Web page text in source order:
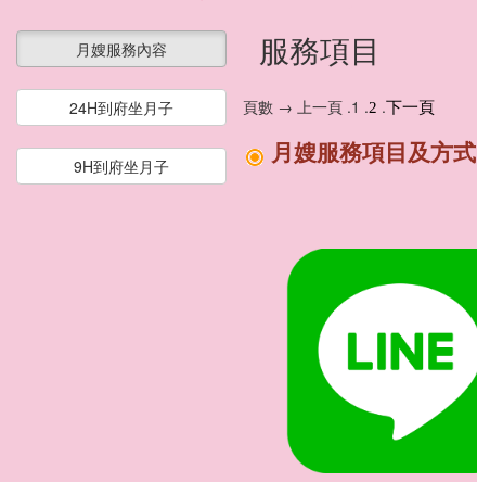
月嫂服務內容
24H到府坐月子
9H到府坐月子
服務項目
頁數 → 上一頁 .1 .2 .下一頁
月嫂服務項目及方式